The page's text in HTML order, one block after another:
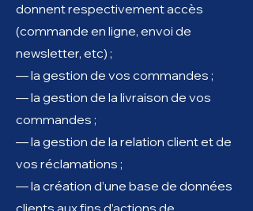
donnent respectivement accès
(commande en ligne, envoi de
newsletter, etc) ;
— la gestion de vos commandes ;
— la gestion de la livraison de vos
commandes ;
— la gestion de la relation client et de
vos réclamations ;
— la création d’une base de données
clients aux fins d’actions de